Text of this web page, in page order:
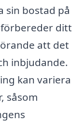
sin bostad på
ditt
att det
inbjudande.
kan variera
såsom